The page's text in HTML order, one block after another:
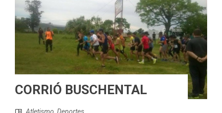
CORRIÓ BUSCHENTAL